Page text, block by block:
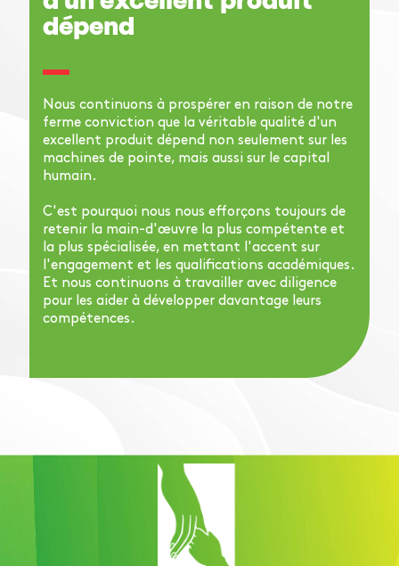
dépend
Nous continuons à prospérer en raison de notre
ferme conviction que la véritable qualité d'un
excellent produit dépend non seulement sur les
machines de pointe, mais aussi sur le capital
humain.
C'est pourquoi nous nous efforçons toujours de
retenir la main-d'œuvre la plus compétente et
la plus spécialisée, en mettant l'accent sur
l'engagement et les qualifications académiques.
Et nous continuons à travailler avec diligence
pour les aider à développer davantage leurs
compétences.